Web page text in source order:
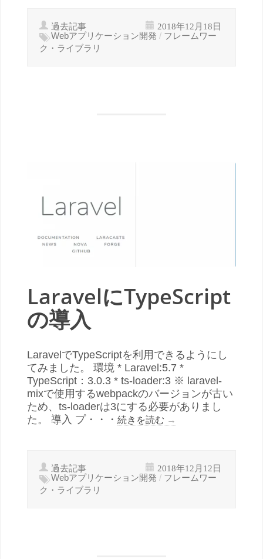
過去記事 2018年12月18日
Webアプリケーション開発 / フレームワー
ク・ライブラリ
LaravelにTypeScript
の導入
LaravelでTypeScriptを利用できるようにし
てみました。 環境 * Laravel:5.7 *
TypeScript：3.0.3 * ts-loader:3 ※ laravel-
mixで使用するwebpackのバージョンが古い
ため、ts-loaderは3にする必要がありまし
た。 導入 プ・・・ 続きを読む →
過去記事 2018年12月12日
Webアプリケーション開発 / フレームワー
ク・ライブラリ